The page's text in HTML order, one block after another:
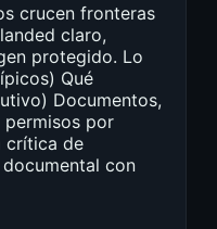
crucen fronteras
claro,
protegido. Lo
Qué
Documentos,
por
crítica de
con